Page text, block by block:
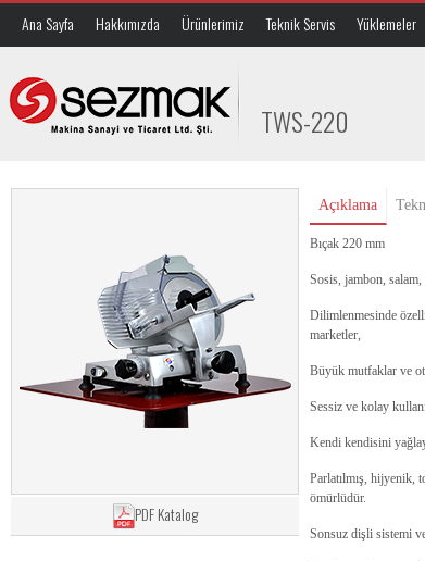
Ana Sayfa Hakkımızda Ürünlerimiz Teknik Servis Yüklemeler
TWS-220
PDF Katalog
Açıklama
Bıçak 220 mm
Sosis, jambon, salam,
Dilimlenmesinde
marketler,
Büyük mutfaklar ve
Sessiz ve kolay
Kendi kendisini
Parlatılmış, hijyenik,
ömürlüdür.
Sonsuz dişli sistemi